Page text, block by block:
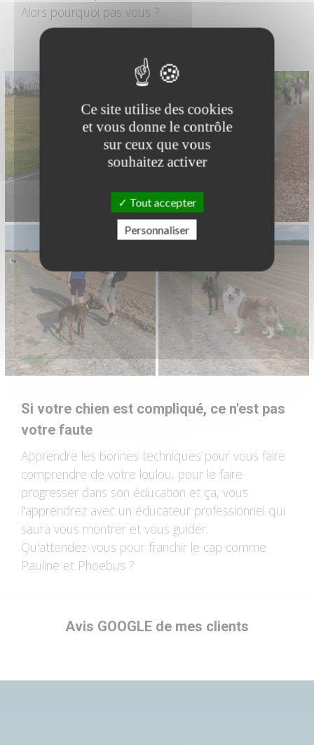
Alors pourquoi pas vous ?
Si votre chien est compliqué, ce n'est pas
votre faute
Apprendre les bonnes techniques pour vous faire
comprendre de votre loulou, pour le faire
progresser dans son éducation et ça, vous
l'apprendrez avec un éducateur professionnel qui
saura vous montrer et vous guider.
Qu'attendez-vous pour franchir le cap comme
Pauline et Phoebus ?
Avis GOOGLE de mes clients
Ce site utilise des cookies
et vous donne le contrôle
sur ceux que vous
souhaitez activer
Tout accepter
Personnaliser